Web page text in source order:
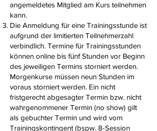
angemeldetes Mitglied am Kurs teilnehmen
kann.
Die Anmeldung für eine Trainingsstunde ist
aufgrund der limitierten Teilnehmerzahl
verbindlich. Termine für Trainingsstunden
können online bis fünf Stunden vor Beginn
des jeweiligen Termins storniert werden.
Morgenkurse müssen neun Stunden im
voraus storniert werden. Ein nicht
fristgerecht abgesagter Termin bzw. nicht
wahrgenommener Termin (no show) gilt
als gebuchter Termin und wird vom
Trainingskontingent (bspw. 8-Session